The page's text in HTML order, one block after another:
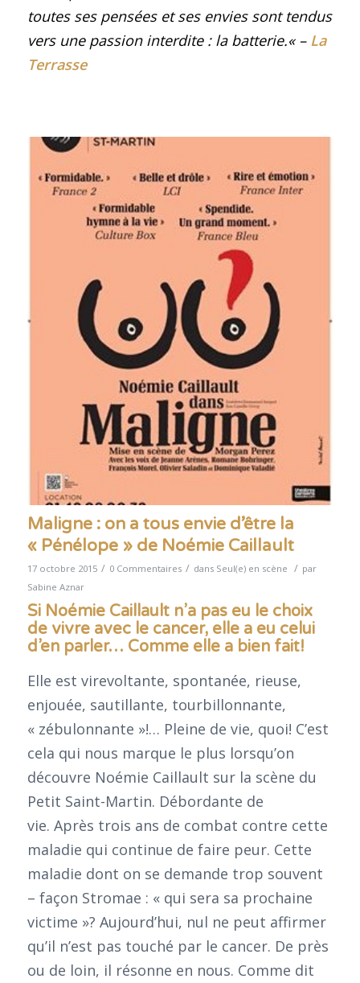
toutes ses pensées et ses envies sont tendus
vers une passion interdite : la batterie.« – La
Terrasse
Maligne : on a tous envie d’être la
« Pénélope » de Noémie Caillault
17 octobre 2015 / 0 Commentaires / dans Seul(e) en scène / par
Sabine Aznar
Si Noémie Caillault n’a pas eu le choix
de vivre avec le cancer, elle a eu celui
d’en parler… Comme elle a bien fait!
Elle est virevoltante, spontanée, rieuse,
enjouée, sautillante, tourbillonnante,
« zébulonnante »!… Pleine de vie, quoi! C’est
cela qui nous marque le plus lorsqu’on
découvre Noémie Caillault sur la scène du
Petit Saint-Martin. Débordante de
vie. Après trois ans de combat contre cette
maladie qui continue de faire peur. Cette
maladie dont on se demande trop souvent
– façon Stromae : « qui sera sa prochaine
victime »? Aujourd’hui, nul ne peut affirmer
qu’il n’est pas touché par le cancer. De près
ou de loin, il résonne en nous. Comme dit